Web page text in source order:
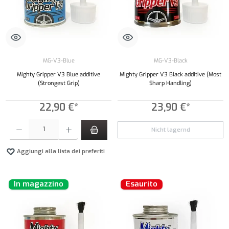
MG-V3-Blue
Mighty Gripper V3 Blue additive
(Strongest Grip)
22,90 €*
Quantità del prodotto: inserisci la quantità desiderata o usa i pulsanti per aumentare o
Aggiungi alla lista dei preferiti
MG-V3-Black
Mighty Gripper V3 Black additive (Most
Sharp Handling)
23,90 €*
Nicht lagernd
In magazzino Esaurito